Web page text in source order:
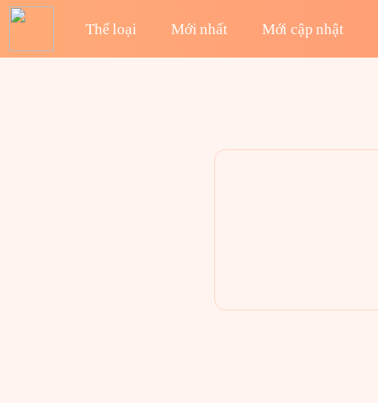
Thể loại Mới nhất Mới cập nhật